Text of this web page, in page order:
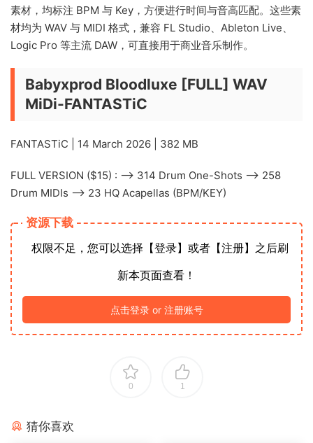
素材，均标注 BPM 与 Key，方便进行时间与音高匹配。这些素
材均为 WAV 与 MIDI 格式，兼容 FL Studio、Ableton Live、
Logic Pro 等主流 DAW，可直接用于商业音乐制作。
Babyxprod Bloodluxe [FULL] WAV
MiDi-FANTASTiC
FANTASTiC | 14 March 2026 | 382 MB
FULL VERSION ($15) : ⟶ 314 Drum One-Shots ⟶ 258
Drum MIDIs ⟶ 23 HQ Acapellas (BPM/KEY)
资源下载
权限不足，您可以选择【登录】或者【注册】之后刷
新本页面查看！
点击登录 or 注册账号
0 1
猜你喜欢